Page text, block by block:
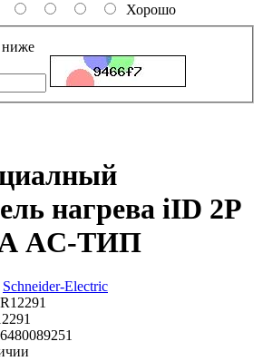
Хорошо
ниже
нагрева iID 2P
AC-ТИП
Schneider-Electric